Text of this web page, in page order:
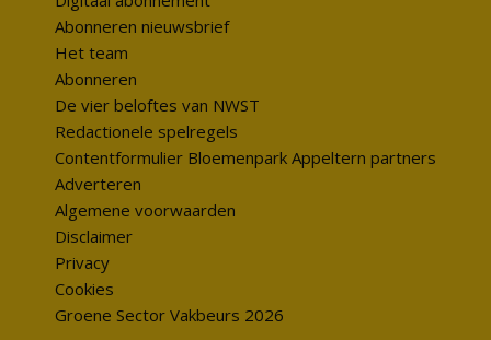
Abonneren nieuwsbrief
Het team
Abonneren
De vier beloftes van NWST
Redactionele spelregels
Contentformulier Bloemenpark Appeltern partners
Adverteren
Algemene voorwaarden
Disclaimer
Privacy
Cookies
Groene Sector Vakbeurs 2026